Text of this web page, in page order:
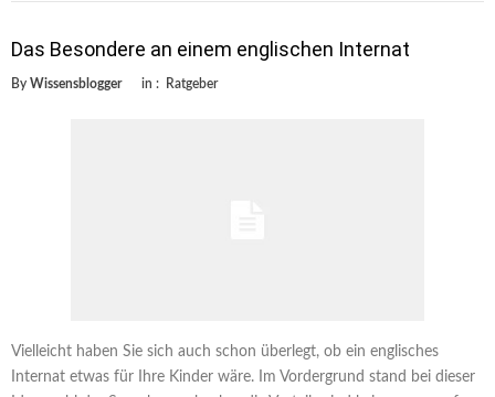
Das Besondere an einem englischen Internat
By Wissensblogger in : Ratgeber
Vielleicht haben Sie sich auch schon überlegt, ob ein englisches
Internat etwas für Ihre Kinder wäre. Im Vordergrund stand bei dieser